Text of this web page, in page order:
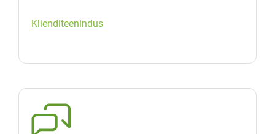
Klienditeenindus